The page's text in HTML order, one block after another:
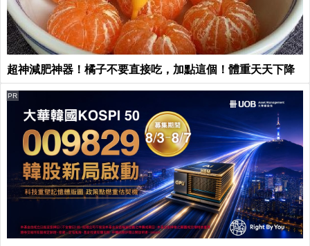
超神減肥神器！橘子不要直接吃，加點這個！體重天天下降
PR